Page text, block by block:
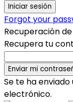
Forgot your
Recuperación
Recupera tu
Se te ha
electrónico.